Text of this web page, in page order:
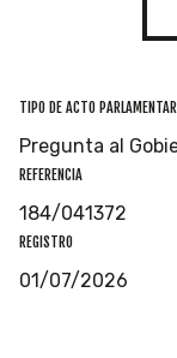
TIPO DE ACTO
Pregunta al
REFERENCIA
184/041372
REGISTRO
01/07/2026